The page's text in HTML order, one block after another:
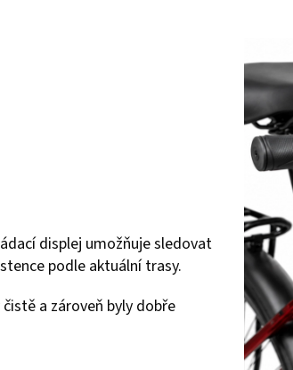
displej umožňuje sledovat
podle aktuální trasy.
a zároveň byly dobře